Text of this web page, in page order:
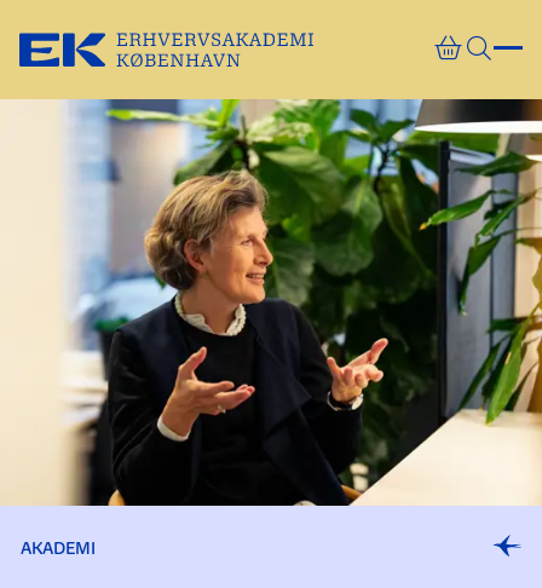
AKADEMI